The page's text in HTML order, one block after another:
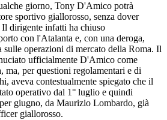
giorno, Tony D'Amico potrà
sportivo giallorosso, senza dover
dirigente infatti ha chiuso
con l'Atalanta e, con una deroga,
sulle operazioni di mercato della Roma. Il
ufficialmente D'Amico come
ma, per questioni regolamentari e di
aveva contestualmente spiegato che il
operativo dal 1° luglio e quindi
giugno, da Maurizio Lombardo, già
giallorosso.